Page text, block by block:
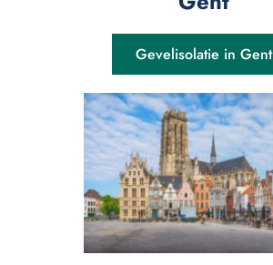
Gevelisolatie in Gent